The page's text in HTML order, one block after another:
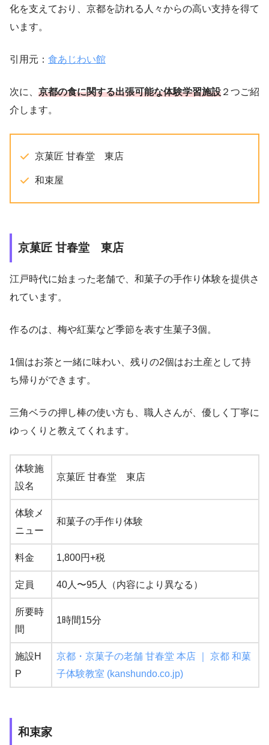
化を支えており、京都を訪れる人々からの高い支持を得て
います。
引用元： 食あじわい館
次に、 京都の食に関する出張可能な体験学習施設 ２つご紹
介します。
京菓匠 甘春堂 東店
和束屋
京菓匠 甘春堂 東店
江戸時代に始まった老舗で、和菓子の手作り体験を提供さ
れています。
作るのは、梅や紅葉など季節を表す生菓子3個。
1個はお茶と一緒に味わい、残りの2個はお土産として持
ち帰りができます。
三角ベラの押し棒の使い方も、職人さんが、優しく丁寧に
ゆっくりと教えてくれます。
体験施
設名
京菓匠 甘春堂 東店
体験メ
ニュー
和菓子の手作り体験
料金 1,800円+税
定員 40人〜95人（内容により異なる）
所要時
間
1時間15分
施設H
P
京都・京菓子の老舗 甘春堂 本店 ｜ 京都 和菓
子体験教室 (kanshundo.co.jp)
和束家